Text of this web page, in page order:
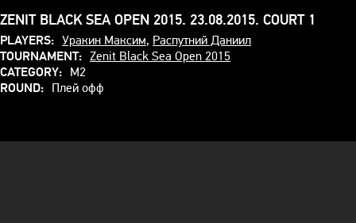
ZENIT BLACK SEA OPEN 2015. 23.08.2015. COURT 1
PLAYERS: Уракин Максим, Распутний Даниил
TOURNAMENT: Zenit Black Sea Open 2015
CATEGORY: M2
ROUND: Плей офф